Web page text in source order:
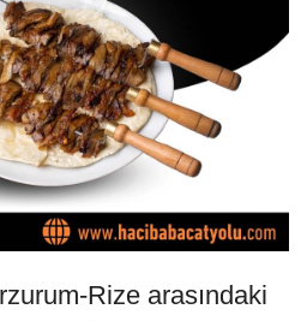
Rize arasındaki